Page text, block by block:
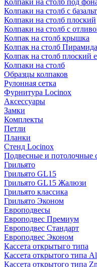
Колпаки на столб под
Колпаки на столб с
Колпаки на столб плоский
Колпаки на столб с
Колпак на столб крышка
Колпак на столб Пирамида
Колпак на столб плоский
Колпаки на столб
Образцы колпаков
Рулонная сетка
Фурнитура Locinox
Аксессуары
Замки
Комплекты
Петли
Планки
Стенд Locinox
Подвесные и потолочные
Грильято
Грильято GL15
Грильято GL15 Жалюзи
Грильято классика
Грильято Эконом
Европодвесы
Европодвес Премиум
Европодвес Стандарт
Европодвес Эконом
Кассета открытыго типа
Кассета открытого типа Al
Кассета открытого типа Zn